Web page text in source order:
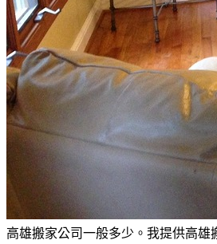
高雄搬家公司一般多少。我提供高雄